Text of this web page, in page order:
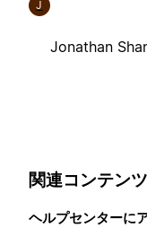
J
Jonathan
関連コンテンツ
ヘルプセンターに